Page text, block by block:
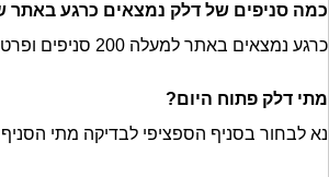
כמה סניפים של דלק נמצאים כרגע באתר
כרגע נמצאים באתר למעלה 200 סניפים ופרטיהם
מתי דלק פתוח היום?
נא לבחור בסניף הספציפי לבדיקה מתי